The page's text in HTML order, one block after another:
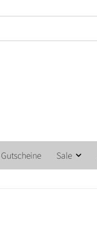
Gutscheine Sale